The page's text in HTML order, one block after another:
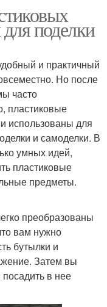
поделки
и практичный
Но после
часто
пластиковые
использованы для
и самоделки. В
умных идей,
пластиковые
предметы.
преобразованы
вам нужно
бутылки и
Затем вы
в нее